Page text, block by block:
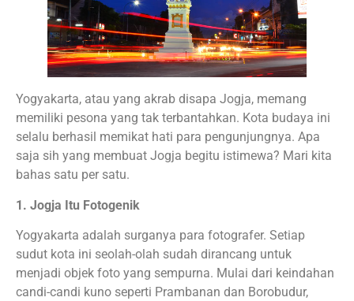
Yogyakarta, atau yang akrab disapa Jogja, memang
memiliki pesona yang tak terbantahkan. Kota budaya ini
selalu berhasil memikat hati para pengunjungnya. Apa
saja sih yang membuat Jogja begitu istimewa? Mari kita
bahas satu per satu.
1. Jogja Itu Fotogenik
Yogyakarta adalah surganya para fotografer. Setiap
sudut kota ini seolah-olah sudah dirancang untuk
menjadi objek foto yang sempurna. Mulai dari keindahan
candi-candi kuno seperti Prambanan dan Borobudur,